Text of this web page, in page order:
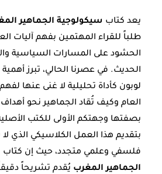
يعد كتاب سيكولوجية الجماهير
طلباً للقراء المهتمين بفهم آليات
الحشود على المسارات السياسية
الحديث. في عصرنا الحالي، تبرز
لوبون كأداة تحليلية لا غنى عنها
العام وكيف تُقاد الجماهير نحو
بصفتها وجهتكم الأولى للكتب
بتقديم هذا العمل الكلاسيكي الذي
فلسفي وعلمي متجدد، حيث إن كتاب
الجماهير المغرب يُقدم تشريحاً